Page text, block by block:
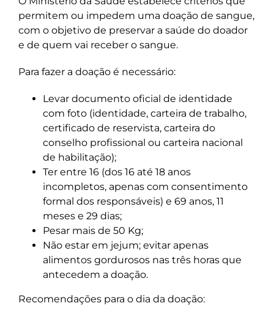
permitem ou impedem uma doação de sangue,
com o objetivo de preservar a saúde do doador
e de quem vai receber o sangue.
Para fazer a doação é necessário:
Levar documento oficial de identidade
com foto (identidade, carteira de trabalho,
certificado de reservista, carteira do
conselho profissional ou carteira nacional
de habilitação);
Ter entre 16 (dos 16 até 18 anos
incompletos, apenas com consentimento
formal dos responsáveis) e 69 anos, 11
meses e 29 dias;
Pesar mais de 50 Kg;
Não estar em jejum; evitar apenas
alimentos gordurosos nas três horas que
antecedem a doação.
Recomendações para o dia da doação: